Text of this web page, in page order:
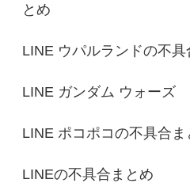
とめ
LINE ウパルランドの不具
LINE ガンダム ウォーズ
LINE ポコポコの不具合ま
LINEの不具合まとめ